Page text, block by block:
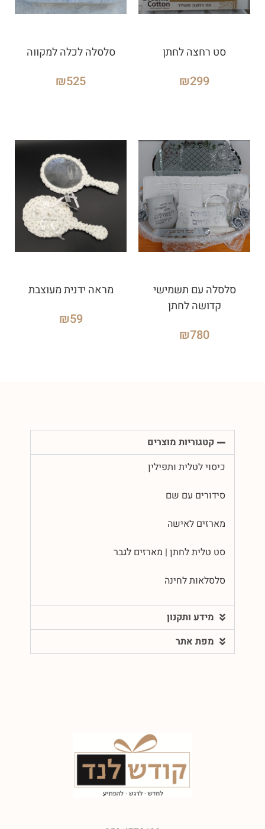
סט רחצה לחתן
₪299
סלסלה לכלה למקווה
₪525
סלסלה עם תשמישי
קדושה לחתן
₪780
מראה ידנית מעוצבת
₪59
קטגוריות מוצרים
כיסוי לטלית ותפילין
סידורים עם שם
מארזים לאישה
סט טלית לחתן | מארזים לגבר
סלסלאות לחינה
מידע ותקנון
מפת אתר